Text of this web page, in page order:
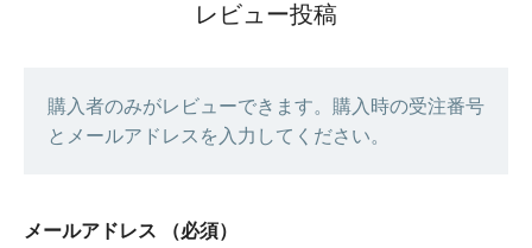
レビュー投稿
購入者のみがレビューできます。購入時の受注番号
とメールアドレスを入力してください。
メールアドレス （必須）